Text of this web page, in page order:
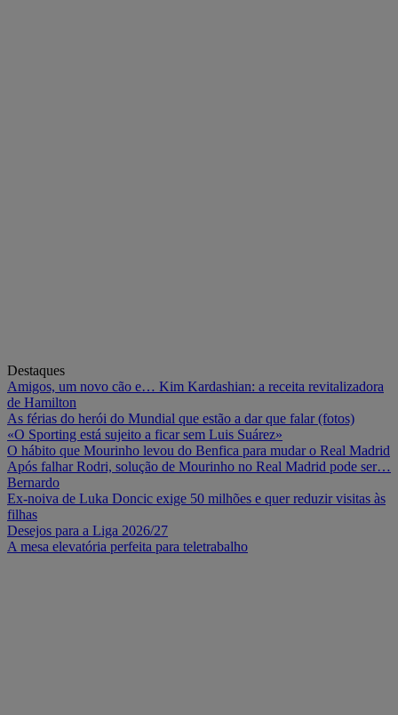
Destaques
Amigos, um novo cão e… Kim Kardashian: a receita revitalizadora
de Hamilton
As férias do herói do Mundial que estão a dar que falar (fotos)
«O Sporting está sujeito a ficar sem Luis Suárez»
O hábito que Mourinho levou do Benfica para mudar o Real Madrid
Após falhar Rodri, solução de Mourinho no Real Madrid pode ser…
Bernardo
Ex-noiva de Luka Doncic exige 50 milhões e quer reduzir visitas às
filhas
Desejos para a Liga 2026/27
A mesa elevatória perfeita para teletrabalho